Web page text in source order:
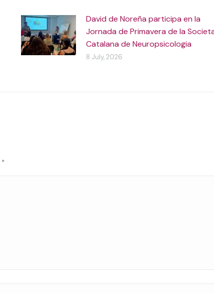
David de Noreña participa en la
Jornada de Primavera de la
Catalana de Neuropsicologia
8 July, 2026
*